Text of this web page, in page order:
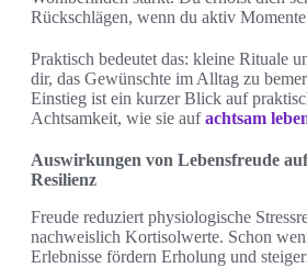
Rückschlägen, wenn du aktiv
Praktisch bedeutet das: kleine Rituale
dir, das Gewünschte im Alltag zu
Einstieg ist ein kurzer Blick auf
Achtsamkeit, wie sie aufachtsam
Auswirkungen von Lebensfreude
Resilienz
Freude reduziert physiologische
nachweislich Kortisolwerte. Schon
Erlebnisse fördern Erholung und